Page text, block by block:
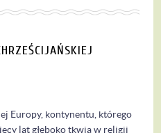
Europy, kontynentu, którego
lat głęboko tkwią w religii